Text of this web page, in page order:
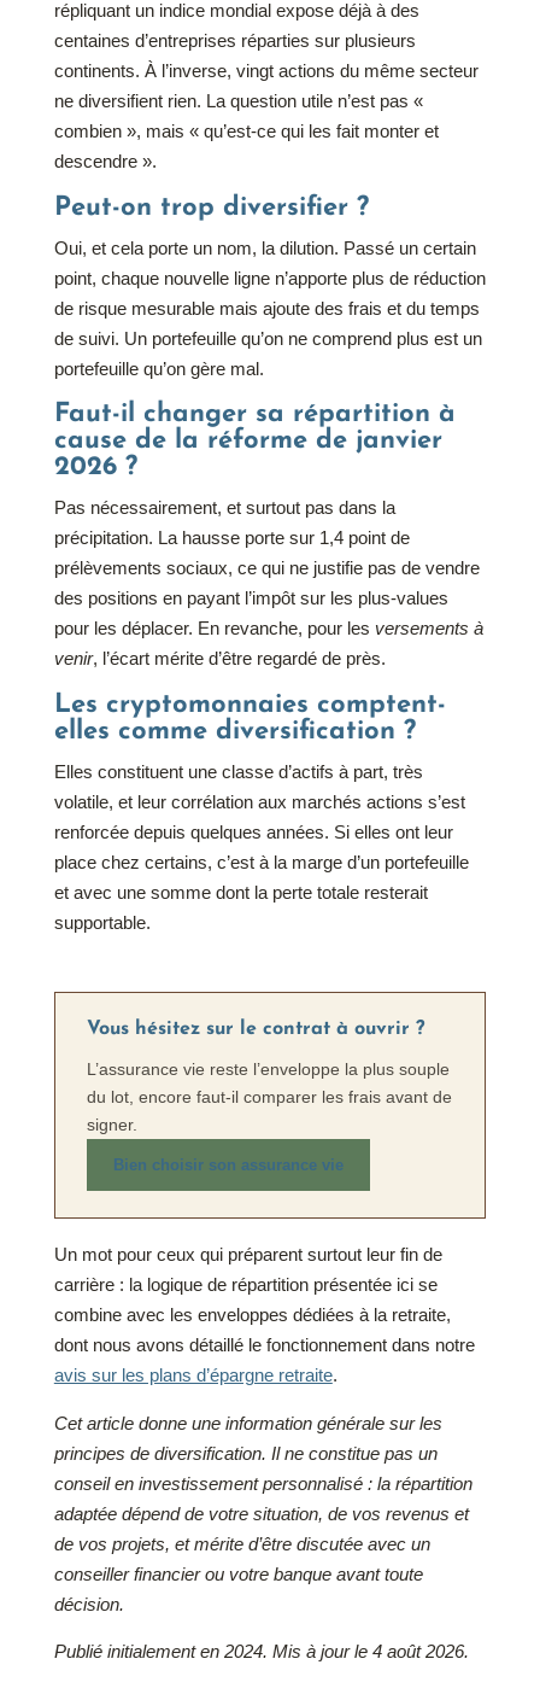
répliquant un indice mondial expose déjà à des
centaines d’entreprises réparties sur plusieurs
continents. À l’inverse, vingt actions du même secteur
ne diversifient rien. La question utile n’est pas «
combien », mais « qu’est-ce qui les fait monter et
descendre ».
Peut-on trop diversifier ?
Oui, et cela porte un nom, la dilution. Passé un certain
point, chaque nouvelle ligne n’apporte plus de réduction
de risque mesurable mais ajoute des frais et du temps
de suivi. Un portefeuille qu’on ne comprend plus est un
portefeuille qu’on gère mal.
Faut-il changer sa répartition à
cause de la réforme de janvier
2026 ?
Pas nécessairement, et surtout pas dans la
précipitation. La hausse porte sur 1,4 point de
prélèvements sociaux, ce qui ne justifie pas de vendre
des positions en payant l’impôt sur les plus-values
pour les déplacer. En revanche, pour les versements à
venir, l’écart mérite d’être regardé de près.
Les cryptomonnaies comptent-
elles comme diversification ?
Elles constituent une classe d’actifs à part, très
volatile, et leur corrélation aux marchés actions s’est
renforcée depuis quelques années. Si elles ont leur
place chez certains, c’est à la marge d’un portefeuille
et avec une somme dont la perte totale resterait
supportable.
Vous hésitez sur le contrat à ouvrir ?
L’assurance vie reste l’enveloppe la plus souple
du lot, encore faut-il comparer les frais avant de
signer.
Bien choisir son assurance vie
Un mot pour ceux qui préparent surtout leur fin de
carrière : la logique de répartition présentée ici se
combine avec les enveloppes dédiées à la retraite,
dont nous avons détaillé le fonctionnement dans notre
avis sur les plans d’épargne retraite.
Cet article donne une information générale sur les
principes de diversification. Il ne constitue pas un
conseil en investissement personnalisé : la répartition
adaptée dépend de votre situation, de vos revenus et
de vos projets, et mérite d’être discutée avec un
conseiller financier ou votre banque avant toute
décision.
Publié initialement en 2024. Mis à jour le 4 août 2026.